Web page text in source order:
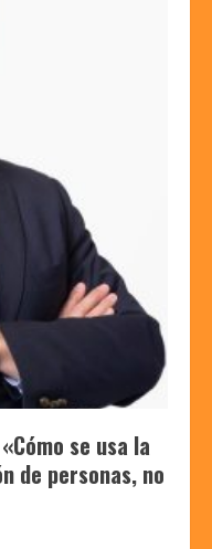
se usa la
de personas, no